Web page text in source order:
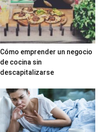
Cómo emprender un negocio
de cocina sin
descapitalizarse